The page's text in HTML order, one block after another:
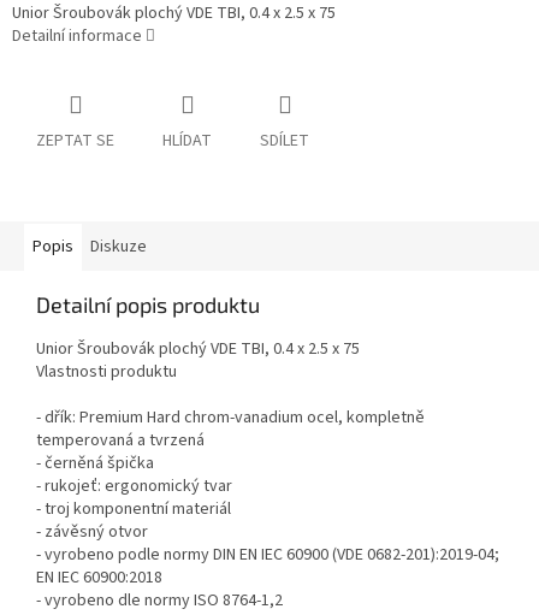
Unior Šroubovák plochý VDE TBI, 0.4 x 2.5 x 75
Detailní informace
ZEPTAT SE HLÍDAT SDÍLET
Popis Diskuze
Detailní popis produktu
Unior Šroubovák plochý VDE TBI, 0.4 x 2.5 x 75
Vlastnosti produktu
- dřík: Premium Hard chrom-vanadium ocel, kompletně
temperovaná a tvrzená
- černěná špička
- rukojeť: ergonomický tvar
- troj komponentní materiál
- závěsný otvor
- vyrobeno podle normy DIN EN IEC 60900 (VDE 0682-201):2019-04;
EN IEC 60900:2018
- vyrobeno dle normy ISO 8764-1,2